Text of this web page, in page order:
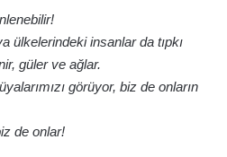
ülkelerindeki insanlar da tıpkı
güler ve ağlar.
görüyor, biz de onların
de onlar!